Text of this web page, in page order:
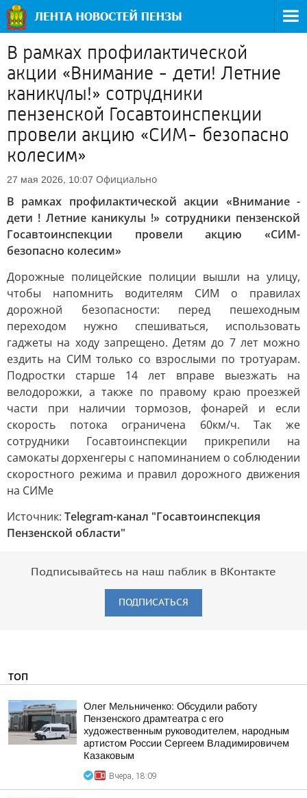
В рамках профилактической
акции «Внимание - дети! Летние
каникулы!» сотрудники
пензенской Госавтоинспекции
провели акцию «СИМ- безопасно
колесим»
27 мая 2026, 10:07 Официально
В рамках профилактической акции «Внимание -
дети ! Летние каникулы !» сотрудники пензенской
Госавтоинспекции провели акцию «СИМ-
безопасно колесим»
Дорожные полицейские полиции вышли на улицу,
чтобы напомнить водителям СИМ о правилах
дорожной безопасности: перед пешеходным
переходом нужно спешиваться, использовать
гаджеты на ходу запрещено. Детям до 7 лет можно
ездить на СИМ только со взрослыми по тротуарам.
Подростки старше 14 лет вправе выезжать на
велодорожки, а также по правому краю проезжей
части при наличии тормозов, фонарей и если
скорость потока ограничена 60км/ч. Так же
сотрудники Госавтоинспекции прикрепили на
самокаты дорхенгеры с напоминанием о соблюдении
скоростного режима и правил дорожного движения
на СИМе
Источник: Telegram-канал "Госавтоинспекция
Пензенской области"
Подписывайтесь на наш паблик в ВКонтакте
ПОДПИСАТЬСЯ
ТОП
Олег Мельниченко: Обсудили работу
Пензенского драмтеатра с его
художественным руководителем, народным
артистом России Сергеем Владимировичем
Казаковым
Вчера, 18:09